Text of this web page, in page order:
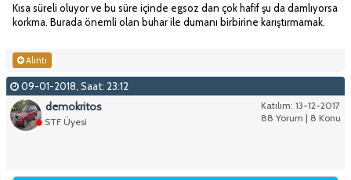
Kısa süreli oluyor ve bu süre içinde egsoz dan çok hafif şu da damlıyorsa
korkma. Burada önemli olan buhar ile dumanı birbirine karıştırmamak.
Alıntı
09-01-2018, Saat: 23:12
Katılım: 13-12-2017
88 Yorum | 8 Konu
demokritos
STF Üyesi